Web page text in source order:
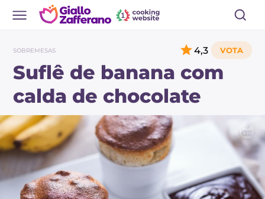
SOBREMESAS
Suflê de banana com
calda de chocolate
4,3